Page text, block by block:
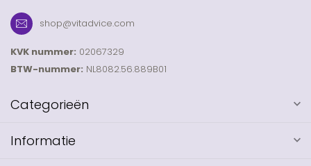
shop@vitadvice.com
KVK nummer: 02067329
BTW-nummer: NL8082.56.889B01
Categorieën
Informatie